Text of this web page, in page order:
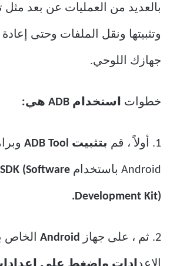
بالعديد من العمليات عن بعد مثل
وتثبيتها ونقل الملفات وحتى
جهازك اللوحي.
خطوات استخدام ADB هي:
1. أولاً ، قم بتثبيت ADB Tool
Android باستخدام (Software
Development Kit).
2. ثم ، على جهاز Android الخاص